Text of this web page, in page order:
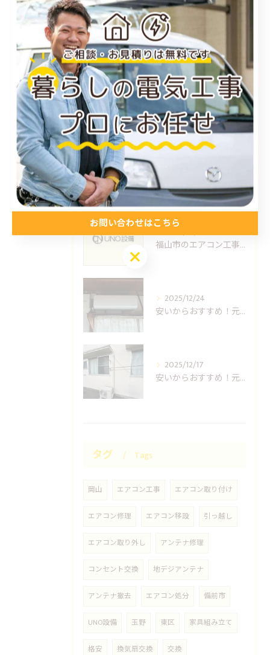
電気工事
お知らせ
施工事例
お得情報
コラム
プライベート
最近の投稿 Recent Posts
2026/01/15
福山市のエアコン工事ならUNO設備へどうぞ
2025/12/24
安いからおすすめ！元消防士の倉敷エアコン取り付け業者はUNO設備へ！
2025/12/17
安いからおすすめ！元消防士の岡山エアコン取り付け業者はUNO設備へ！
タグ Tags
岡山 エアコン工事 エアコン取り付け
エアコン修理 エアコン移設 引っ越し
エアコン取り外し アンテナ修理
コンセント交換 地デジアンテナ
アンテナ撤去 エアコン処分 備前市
UNO設備 玉野 東区 家具組み立て
格安 換気扇交換 交換
お問い合わせはこちら
お問い合わせはこちら